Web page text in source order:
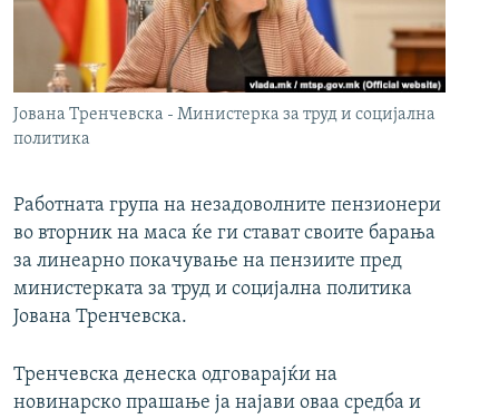
РСЕ веб страници
Јована Тренчевска - Министерка за труд и социјална
политика
Работната група на незадоволните пензионери
во вторник на маса ќе ги стават своите барања
за линеарно покачување на пензиите пред
министерката за труд и социјална политика
Јована Тренчевска.
Тренчевска денеска одговарајќи на
новинарско прашање ја најави оваа средба и